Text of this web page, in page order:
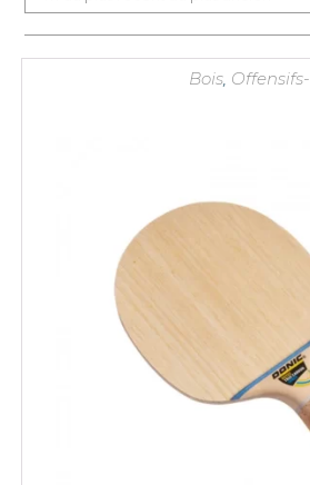
Bois, Offensifs-